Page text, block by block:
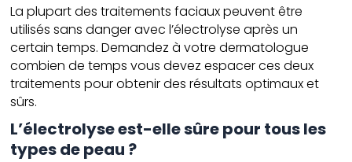
La plupart des traitements faciaux peuvent être
utilisés sans danger avec l’électrolyse après un
certain temps. Demandez à votre dermatologue
combien de temps vous devez espacer ces deux
traitements pour obtenir des résultats optimaux et
sûrs.
L’électrolyse est-elle sûre pour tous les
types de peau ?